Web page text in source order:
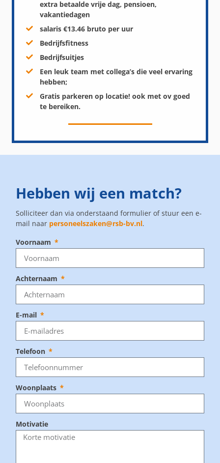
extra betaalde vrije dag, pensioen,
vakantiedagen
salaris €13.46 bruto per uur
Bedrijfsfitness
Bedrijfsuitjes
Een leuk team met collega’s die veel ervaring
hebben;
Gratis parkeren op locatie! ook met ov goed
te bereiken.
Hebben wij een match?
Solliciteer dan via onderstaand formulier of stuur een e-
mail naar personeelszaken@rsb-bv.nl.
Voornaam
Achternaam
E-mail
Telefoon
Woonplaats
Motivatie